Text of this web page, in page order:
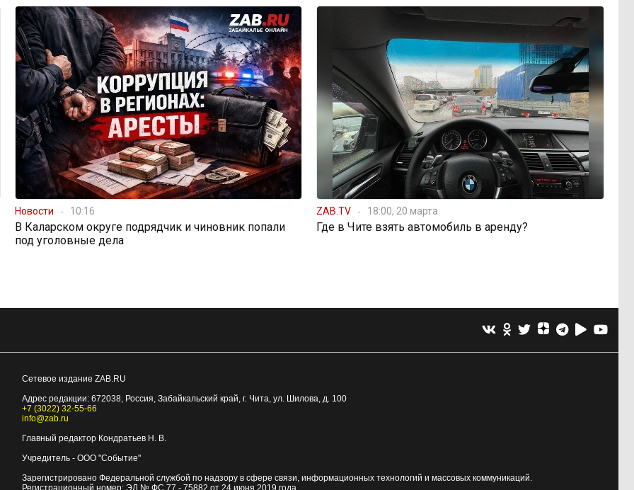
Новости 10:16
В Каларском округе подрядчик и чиновник попали
под уголовные дела
ZAB.TV 18:00, 20 марта
Где в Чите взять автомобиль в аренду?
Сетевое издание ZAB.RU
Адрес редакции: 672038, Россия, Забайкальский край, г. Чита, ул. Шилова, д. 100
+7 (3022) 32-55-66
info@zab.ru
Главный редактор Кондратьев Н. В.
Учредитель - ООО "Событие"
Зарегистрировано Федеральной службой по надзору в сфере связи, информационных технологий и массовых коммуникаций.
Регистрационный номер: ЭЛ № ФС 77 - 75882 от 24 июня 2019 года